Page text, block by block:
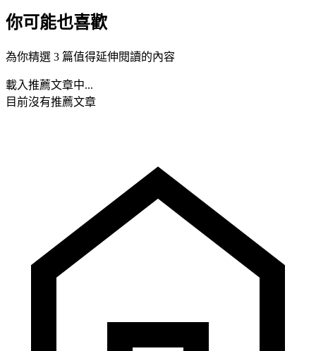
你可能也喜歡
為你精選 3 篇值得延伸閱讀的內容
載入推薦文章中...
目前沒有推薦文章